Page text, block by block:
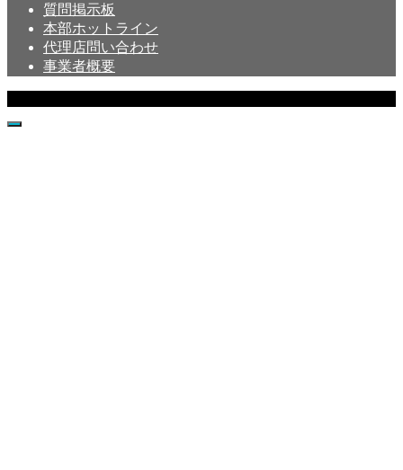
質問掲示板
本部ホットライン
代理店問い合わせ
事業者概要